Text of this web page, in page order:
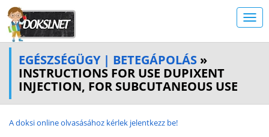
EGÉSZSÉGÜGY | BETEGÁPOLÁS »
INSTRUCTIONS FOR USE DUPIXENT
INJECTION, FOR SUBCUTANEOUS USE
A doksi online olvasásához kérlek jelentkezz be!